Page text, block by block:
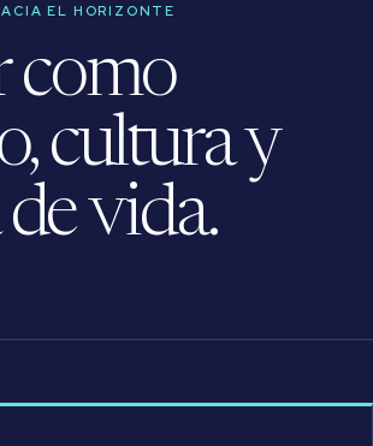
EL HORIZONTE
como
cultura y
vida.